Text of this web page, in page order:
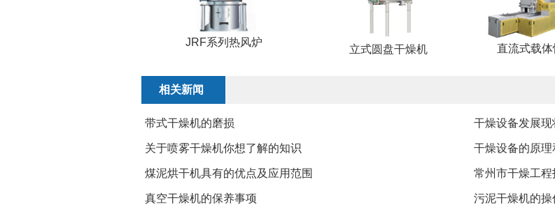
JRF系列热风炉
立式圆盘干燥机 直流式载
相关新闻
带式干燥机的磨损 干燥设备发展
关于喷雾干燥机你想了解的知识 干燥设备的原理
煤泥烘干机具有的优点及应用范围 常州市干燥工
真空干燥机的保养事项 污泥干燥机的操